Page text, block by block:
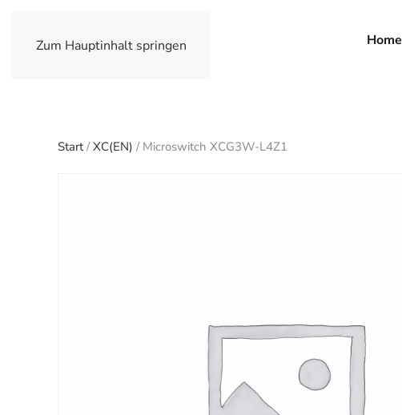
Zum Hauptinhalt springen Home
Start/XC(EN) / Microswitch XCG3W-L4Z1